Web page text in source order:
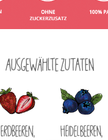
Ausgewählte Zutaten
Erdbeeren,
Heidelbeeren,